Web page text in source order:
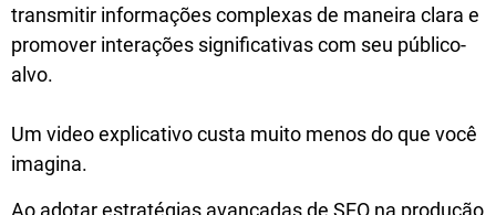
transmitir informações complexas de maneira clara e
promover interações significativas com seu público-
alvo.
Um video explicativo custa muito menos do que você
imagina.
Ao adotar estratégias avançadas de SEO na produção